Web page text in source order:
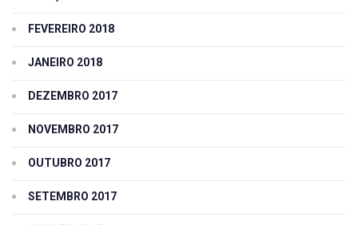
FEVEREIRO 2018
JANEIRO 2018
DEZEMBRO 2017
NOVEMBRO 2017
OUTUBRO 2017
SETEMBRO 2017